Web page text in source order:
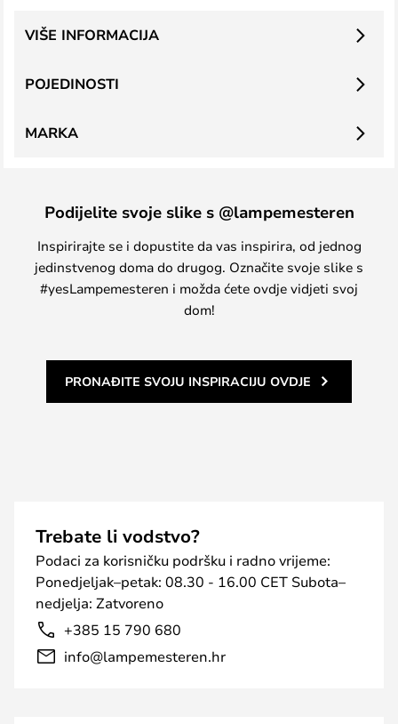
POJEDINOSTI
VIŠE INFORMACIJA
MARKA
Podijelite svoje slike s @lampemesteren
Inspirirajte se i dopustite da vas inspirira, od jednog
jedinstvenog doma do drugog. Označite svoje slike s
#yesLampemesteren i možda ćete ovdje vidjeti svoj
dom!
PRONAĐITE SVOJU INSPIRACIJU OVDJE
Trebate li vodstvo?
Podaci za korisničku podršku i radno vrijeme:
Ponedjeljak–petak: 08.30 - 16.00 CET Subota–
nedjelja: Zatvoreno
+385 15 790 680
info@lampemesteren.hr